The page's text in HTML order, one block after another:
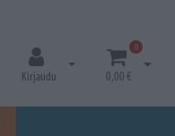
Kirjaudu
Avaa kirjautuminen
0
0,00 €
Avaa